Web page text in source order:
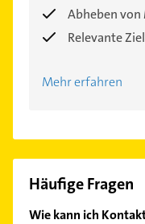
Abheben
Relevante
Mehr erfahren
Häufige Fragen
Wie kann ich